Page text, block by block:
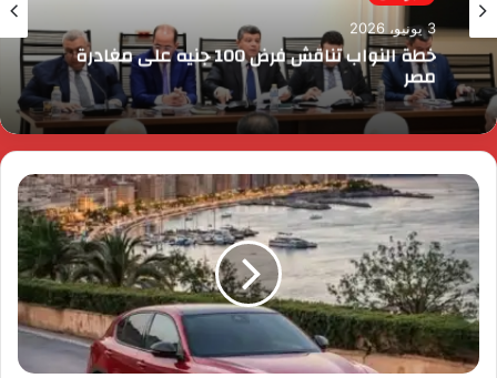
3 يونيو، 2026
خطة النواب تناقش فرض 100 جنيه على مغادرة
مصر